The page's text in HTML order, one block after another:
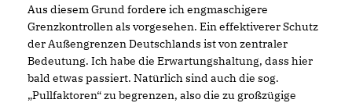
Aus diesem Grund fordere ich engmaschigere
Grenzkontrollen als vorgesehen. Ein effektiverer Schutz
der Außengrenzen Deutschlands ist von zentraler
Bedeutung. Ich habe die Erwartungshaltung, dass hier
bald etwas passiert. Natürlich sind auch die sog.
Pullfaktoren“ zu begrenzen, also die zu großzügige